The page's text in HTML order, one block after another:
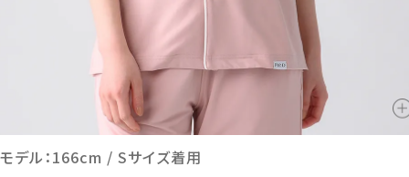
モデル：166cm / Sサイズ着用